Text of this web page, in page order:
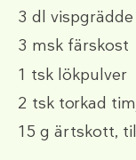
3 dl vispgrädde
3 msk färskost
1 tsk lökpulver
2 tsk torkad
15 g ärtskott,